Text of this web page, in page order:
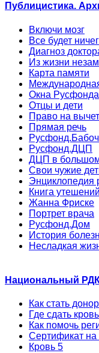
Публицистика.
Включи мозг
Все будет
Диагноз
Из жизни
Карта памяти
Окна Русфонда
Отцы и дети
Право на вычет
Прямая речь
Русфонд.ДЦП
ДЦП в
Свои чужие
Энциклопедия
Книга утешений
Жанна Фриске
Портрет врача
Русфонд.Дом
История
Несладкая
Национальный
Как стать
Где сдать
Как помочь
Сертификат на
Кровь 5